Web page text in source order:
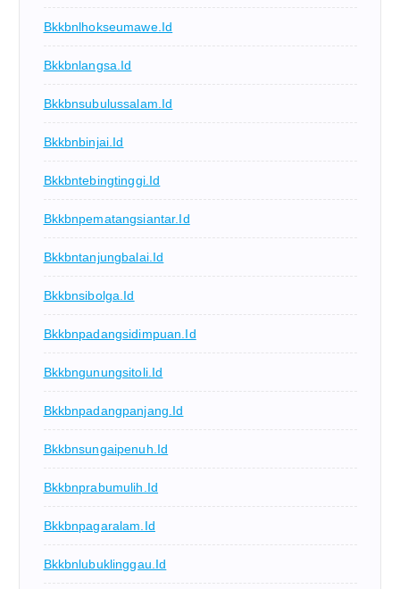
Bkkbnlhokseumawe.id
Bkkbnlangsa.id
Bkkbnsubulussalam.id
Bkkbnbinjai.id
Bkkbntebingtinggi.id
Bkkbnpematangsiantar.id
Bkkbntanjungbalai.id
Bkkbnsibolga.id
Bkkbnpadangsidimpuan.id
Bkkbngunungsitoli.id
Bkkbnpadangpanjang.id
Bkkbnsungaipenuh.id
Bkkbnprabumulih.id
Bkkbnpagaralam.id
Bkkbnlubuklinggau.id